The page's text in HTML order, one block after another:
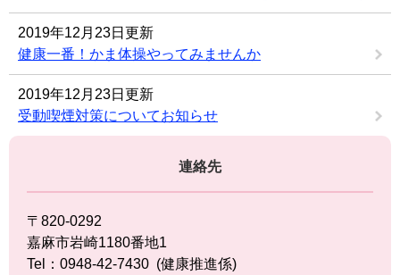
2019年12月23日更新
健康一番！かま体操やってみませんか
2019年12月23日更新
受動喫煙対策についてお知らせ
連絡先
〒820-0292
嘉麻市岩崎1180番地1
Tel：0948-42-7430
健康推進係